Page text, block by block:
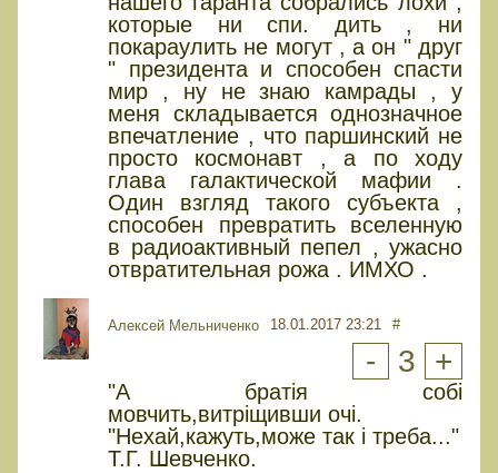
которые ни спи. дить , ни
покараулить не могут , а он " друг
" президента и способен спасти
мир , ну не знаю камрады , у
меня складывается однозначное
впечатление , что паршинский не
просто космонавт , а по ходу
глава галактической мафии .
Один взгляд такого субъекта ,
способен превратить вселенную
в радиоактивный пепел , ужасно
отвратительная рожа . ИМХО .
Алексей Мельниченко 18.01.2017 23:21 #
- 3 +
"А братія собі
мовчить,витріщивши очі.
"Нехай,кажуть,може так і треба..."
Т.Г. Шевченко.